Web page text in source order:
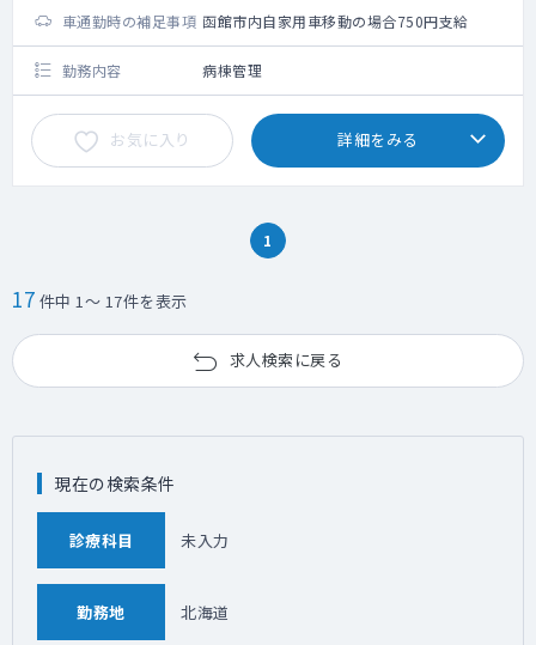
車通勤時の補足事項 函館市内自家用車移動の場合750円支給
勤務内容 病棟管理
お気に入り 詳細をみる
1
17 件中 1～ 17件を表示
求人検索に戻る
現在の検索条件
診療科目 未入力
勤務地 北海道